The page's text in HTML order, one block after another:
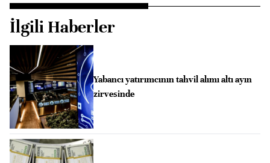
İlgili Haberler
Yabancı yatırımcının tahvil alımı altı ayın
zirvesinde